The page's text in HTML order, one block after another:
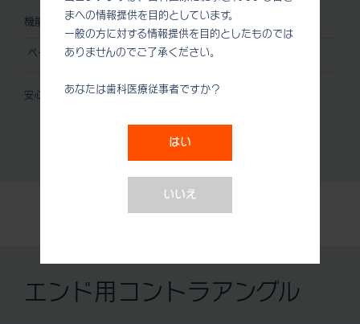
まへの情報提供を目的としています。
一般の方に対する情報提供を目的としたものでは
ありませんのでご了承ください。
あなたは歯科医療従事者ですか？
はい
いいえ
機能
ペーストディフェンスシステム / スクリュー式 / 360° 回転
安心の2年保証
エンド用コントラアングル